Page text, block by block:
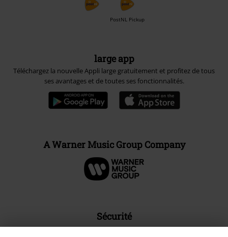
PostNL Pickup
large app
Téléchargez la nouvelle Appli large gratuitement et profitez de tous
ses avantages et de toutes ses fonctionnalités.
A Warner Music Group Company
Sécurité